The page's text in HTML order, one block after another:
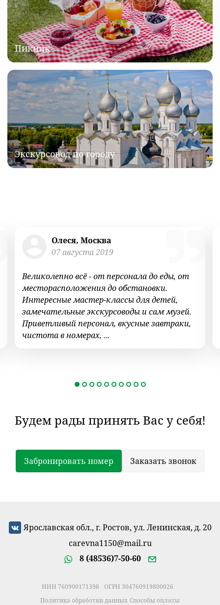
Пикник
Экскурсовод по городу
Олеся, Москва
07 августа 2019
Великолепно всё - от персонала до еды, от
месторасположения до обстановки.
Интересные мастер-классы для детей,
замечательные экскурсоводы и сам музей.
Приветливый персонал, вкусные завтраки,
чистота в номерах, ...
Будем рады принять Вас у себя!
Забронировать номер Заказать звонок
Ярославская обл., г. Ростов, ул. Ленинская, д. 20
carevna1150@mail.ru
8 (48536)7-50-60
ИНН 760900171398
ОГРН 304760919800026
Политика обработки данных Способы оплаты